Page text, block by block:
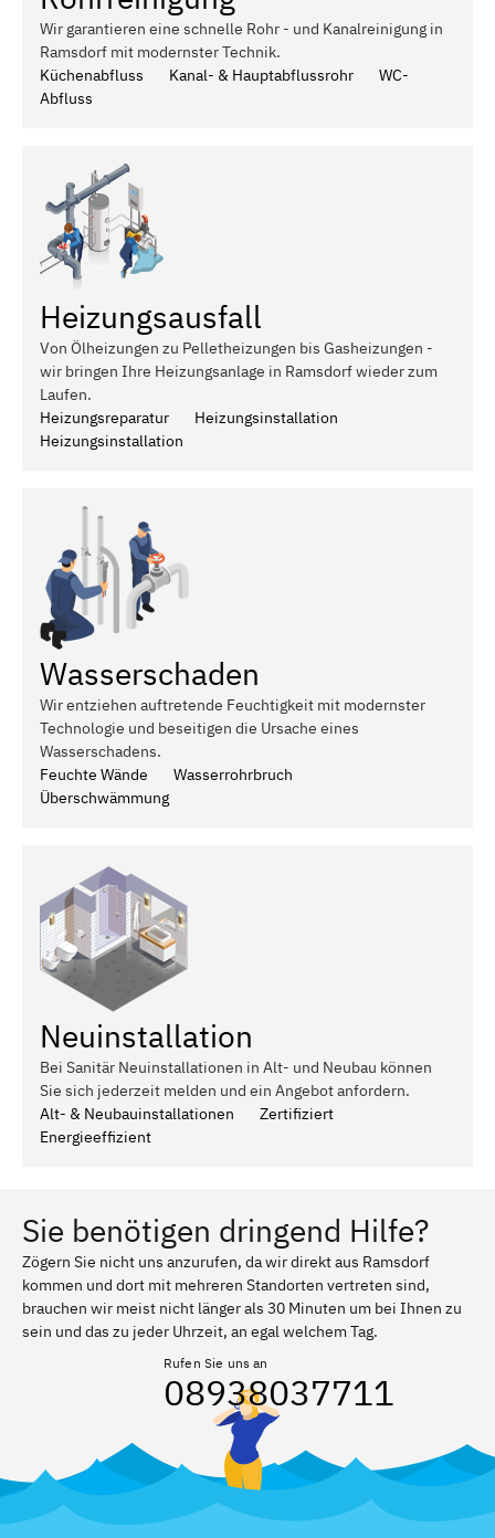
Wir garantieren eine schnelle Rohr - und Kanalreinigung in
Ramsdorf mit modernster Technik.
Küchenabfluss
Kanal- & Hauptabflussrohr
WC-
Abfluss
Heizungsausfall
Von Ölheizungen zu Pelletheizungen bis Gasheizungen -
wir bringen Ihre Heizungsanlage in Ramsdorf wieder zum
Laufen.
Heizungsreparatur
Heizungsinstallation
Heizungsinstallation
Wasserschaden
Wir entziehen auftretende Feuchtigkeit mit modernster
Technologie und beseitigen die Ursache eines
Wasserschadens.
Feuchte Wände
Wasserrohrbruch
Überschwämmung
Neuinstallation
Bei Sanitär Neuinstallationen in Alt- und Neubau können
Sie sich jederzeit melden und ein Angebot anfordern.
Alt- & Neubauinstallationen
Zertifiziert
Energieeffizient
Sie benötigen dringend Hilfe?
Zögern Sie nicht uns anzurufen, da wir direkt aus Ramsdorf
kommen und dort mit mehreren Standorten vertreten sind,
brauchen wir meist nicht länger als 30 Minuten um bei Ihnen zu
sein und das zu jeder Uhrzeit, an egal welchem Tag.
Rufen Sie uns an
08938037711